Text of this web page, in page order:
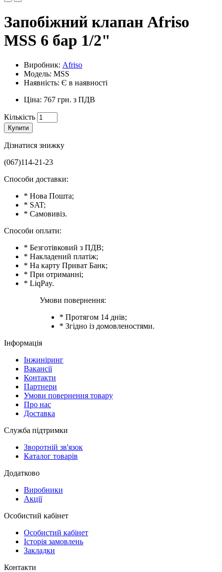
Запобіжний клапан Afriso
MSS 6 бар 1/2"
Виробник: Afriso
Модель: MSS
Наявність: Є в наявності
Ціна: 767 грн. з ПДВ
Кількість
Купити
Дізнатися знижку
(067)114-21-23
Способи доставки:
* Нова Пошта;
* SAT;
* Самовивіз.
Способи оплати:
* Безготівковий з ПДВ;
* Накладений платіж;
* На карту Приват Банк;
* При отриманні;
* LiqPay.
Умови повернення:
* Протягом 14 днів;
* Згідно із домовленостями.
Інформація
Інжиніринг
Вакансії
Контакти
Партнери
Умови повернення товару
Про нас
Доставка
Служба підтримки
Зворотній зв'язок
Каталог товарів
Додатково
Виробники
Акції
Особистий кабінет
Особистий кабінет
Історія замовлень
Закладки
Контакти